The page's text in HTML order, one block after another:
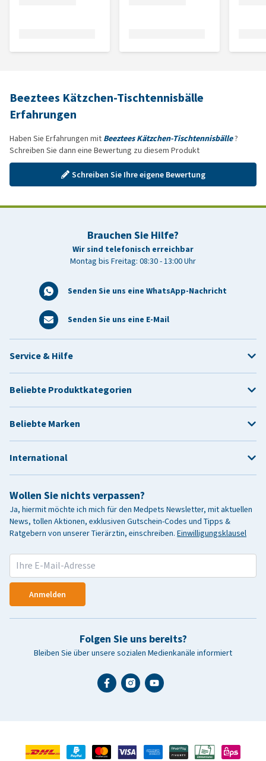
Beeztees Kätzchen-Tischtennisbälle
Erfahrungen
Haben Sie Erfahrungen mit Beeztees Kätzchen-Tischtennisbälle?
Schreiben Sie dann eine Bewertung zu diesem Produkt
Schreiben Sie Ihre eigene Bewertung
Brauchen Sie Hilfe?
Wir sind telefonisch erreichbar
Montag bis Freitag: 08:30 - 13:00 Uhr
Senden Sie uns eine WhatsApp-Nachricht
Senden Sie uns eine E-Mail
Wollen Sie nichts verpassen?
Ja, hiermit möchte ich mich für den Medpets Newsletter, mit aktuellen
News, tollen Aktionen, exklusiven Gutschein-Codes und Tipps &
Ratgebern von unserer Tierärztin, einschreiben. Einwilligungsklausel
Anmelden
Folgen Sie uns bereits?
Bleiben Sie über unsere sozialen Medienkanäle informiert
Service & Hilfe
Beliebte Produktkategorien
Beliebte Marken
International